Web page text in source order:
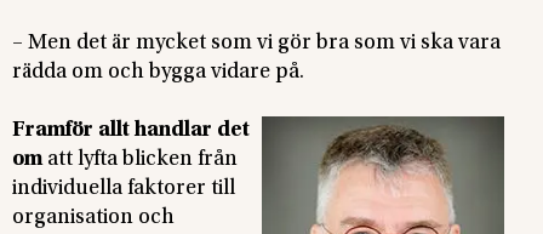
– Men det är mycket som vi gör bra som vi ska vara
rädda om och bygga vidare på.
Framför allt handlar det
om att lyfta blicken från
individuella faktorer till
organisation och